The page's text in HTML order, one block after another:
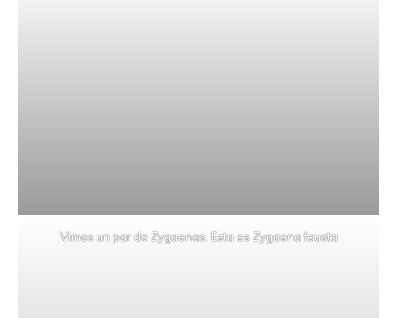
Vimos un par de Zygaenas. Esta es Zygaena fausta